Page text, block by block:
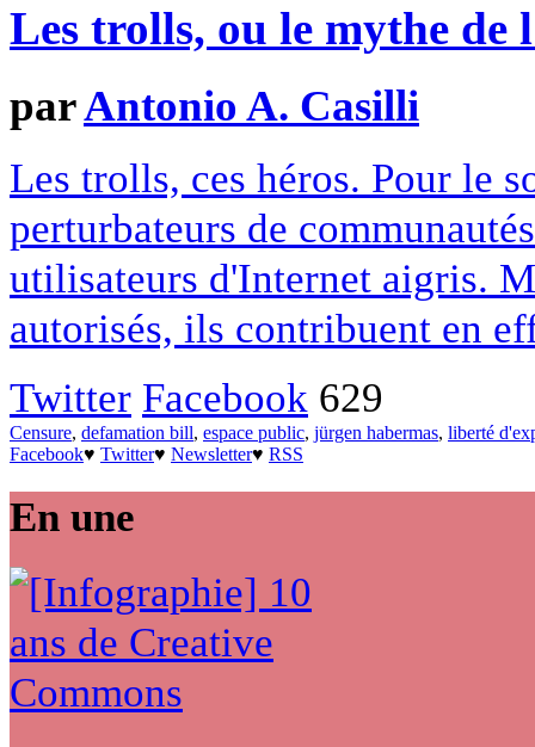
Les trolls, ou le mythe de
parAntonio A. Casilli
Les trolls, ces héros. Pour le
perturbateurs de
utilisateurs d'Internet aigris.
autorisés, ils contribuent en
Twitter Facebook 629
Censure, defamation bill, espace public, jürgen habermas, liberté
Facebook♥ Twitter♥ Newsletter♥ RSS
En une